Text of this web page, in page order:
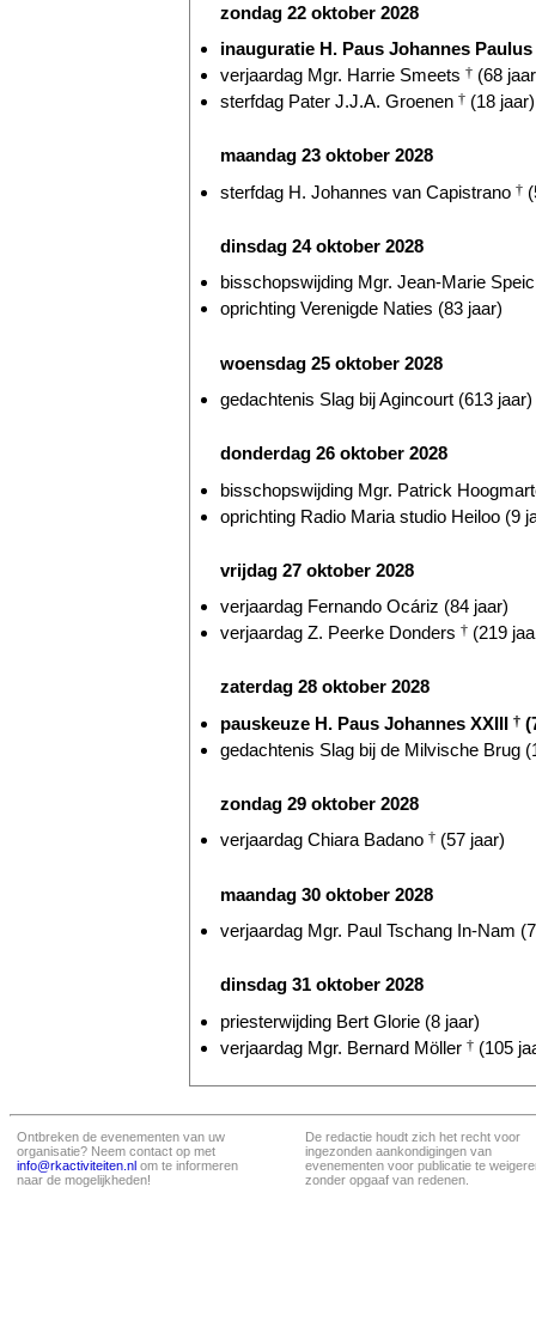
zondag 22 oktober 2028
inauguratie H. Paus Johannes
verjaardag Mgr. Harrie Smeets † (68
sterfdag Pater J.J.A. Groenen † (18 jaar)
maandag 23 oktober 2028
sterfdag H. Johannes van Capistrano †
dinsdag 24 oktober 2028
bisschopswijding Mgr. Jean-Marie
oprichting Verenigde Naties (83 jaar)
woensdag 25 oktober 2028
gedachtenis Slag bij Agincourt (613 jaar)
donderdag 26 oktober 2028
bisschopswijding Mgr. Patrick
oprichting Radio Maria studio Heiloo (9
vrijdag 27 oktober 2028
verjaardag Fernando Ocáriz (84 jaar)
verjaardag Z. Peerke Donders † (219
zaterdag 28 oktober 2028
pauskeuze H. Paus Johannes XXIII †
gedachtenis Slag bij de Milvische Brug
zondag 29 oktober 2028
verjaardag Chiara Badano † (57 jaar)
maandag 30 oktober 2028
verjaardag Mgr. Paul Tschang In-Nam
dinsdag 31 oktober 2028
priesterwijding Bert Glorie (8 jaar)
verjaardag Mgr. Bernard Möller † (105
Ontbreken de evenementen van uw
organisatie? Neem contact op met
info@rkactiviteiten.nl om te informeren
naar de mogelijkheden!
De redactie houdt zich het recht voor
ingezonden aankondigingen van
evenementen voor publicatie te
zonder opgaaf van redenen.